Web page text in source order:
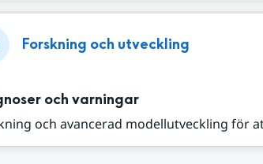
Forskning och utveckling
och varningar
och avancerad modellutveckling för